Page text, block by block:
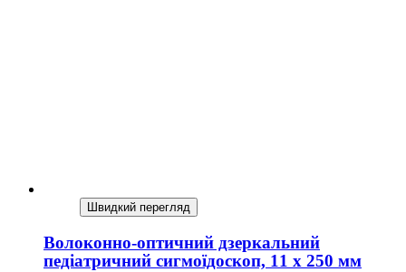
Швидкий перегляд
Волоконно-оптичний дзеркальний
педіатричний сигмоїдоскоп, 11 х 250 мм